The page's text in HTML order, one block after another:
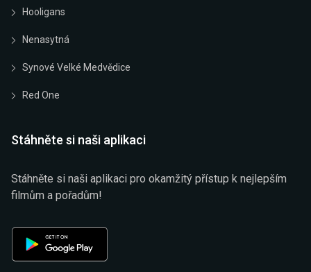
Hooligans
Nenasytná
Synové Velké Medvědice
Red One
Stáhněte si naši aplikaci
Stáhněte si naši aplikaci pro okamžitý přístup k nejlepším
filmům a pořadům!